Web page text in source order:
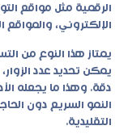
الرقمية مثل مواقع
الإلكتروني، والمواقع
يمتاز هذا النوع من
يمكن تحديد عدد
دقة. وهذا ما يجعله
النمو السريع دون
التقليدية.